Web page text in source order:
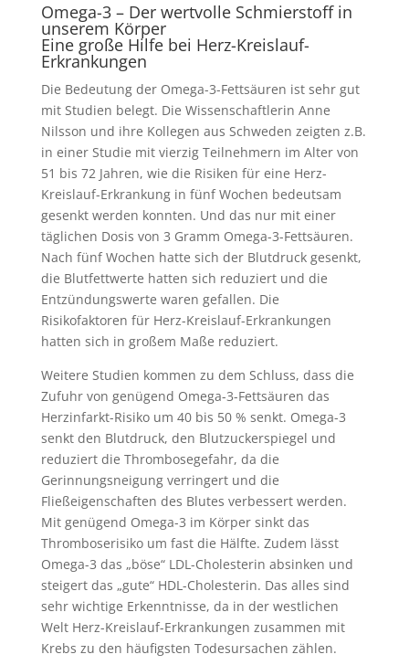
Omega-3 – Der wertvolle Schmierstoff in
unserem Körper
Eine große Hilfe bei Herz-Kreislauf-
Erkrankungen
Die Bedeutung der Omega-3-Fettsäuren ist sehr gut
mit Studien belegt. Die Wissenschaftlerin Anne
Nilsson und ihre Kollegen aus Schweden zeigten z.B.
in einer Studie mit vierzig Teilnehmern im Alter von
51 bis 72 Jahren, wie die Risiken für eine Herz-
Kreislauf-Erkrankung in fünf Wochen bedeutsam
gesenkt werden konnten. Und das nur mit einer
täglichen Dosis von 3 Gramm Omega-3-Fettsäuren.
Nach fünf Wochen hatte sich der Blutdruck gesenkt,
die Blutfettwerte hatten sich reduziert und die
Entzündungswerte waren gefallen. Die
Risikofaktoren für Herz-Kreislauf-Erkrankungen
hatten sich in großem Maße reduziert.
Weitere Studien kommen zu dem Schluss, dass die
Zufuhr von genügend Omega-3-Fettsäuren das
Herzinfarkt-Risiko um 40 bis 50 % senkt. Omega-3
senkt den Blutdruck, den Blutzuckerspiegel und
reduziert die Thrombosegefahr, da die
Gerinnungsneigung verringert und die
Fließeigenschaften des Blutes verbessert werden.
Mit genügend Omega-3 im Körper sinkt das
Thromboserisiko um fast die Hälfte. Zudem lässt
Omega-3 das „böse“ LDL-Cholesterin absinken und
steigert das „gute“ HDL-Cholesterin. Das alles sind
sehr wichtige Erkenntnisse, da in der westlichen
Welt Herz-Kreislauf-Erkrankungen zusammen mit
Krebs zu den häufigsten Todesursachen zählen.